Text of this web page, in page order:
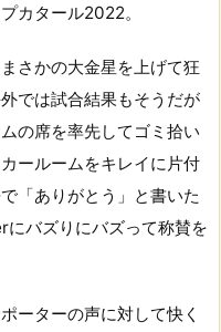
カタール2022。
さかの大金星を上げて狂
では試合結果もそうだが
の席を率先してゴミ拾い
ールームをキレイに片付
「ありがとう」と書いた
バズりにバズって称賛を
ーターの声に対して快く